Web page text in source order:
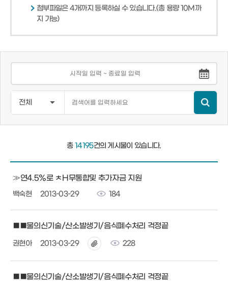
첨부파일은 4개까지 등록하실 수 있습니다.(총 용량 10M까
지 가능)
총14195건의 게시물이 있습니다.
≫연4.5%로 ㅊH무통합및 추가자금 지원
백숙현 2013-03-29 184
■■물의신기술/산소발생기/음식폐수처리 걱정끝
권현아 2013-03-29 228
■■물의신기술/산소발생기/음식폐수처리 걱정끝